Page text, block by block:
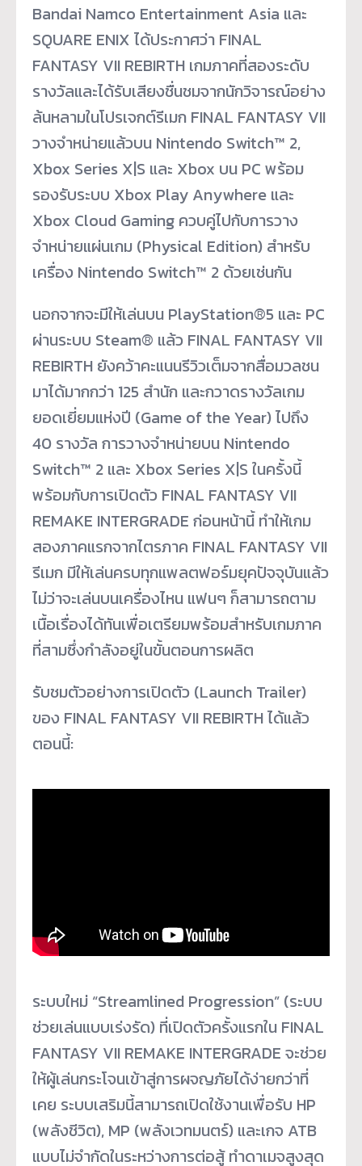
Bandai Namco Entertainment Asia และ
SQUARE ENIX ได้ประกาศว่า FINAL
FANTASY VII REBIRTH เกมภาคที่สองระดับ
รางวัลและได้รับเสียงชื่นชมจากนักวิจารณ์อย่าง
ล้นหลามในโปรเจกต์รีเมก FINAL FANTASY VII
วางจำหน่ายแล้วบน Nintendo Switch™ 2,
Xbox Series X|S และ Xbox บน PC พร้อม
รองรับระบบ Xbox Play Anywhere และ
Xbox Cloud Gaming ควบคู่ไปกับการวาง
จำหน่ายแผ่นเกม (Physical Edition) สำหรับ
เครื่อง Nintendo Switch™ 2 ด้วยเช่นกัน
นอกจากจะมีให้เล่นบน PlayStation®5 และ PC
ผ่านระบบ Steam® แล้ว FINAL FANTASY VII
REBIRTH ยังคว้าคะแนนรีวิวเต็มจากสื่อมวลชน
มาได้มากกว่า 125 สำนัก และกวาดรางวัลเกม
ยอดเยี่ยมแห่งปี (Game of the Year) ไปถึง
40 รางวัล การวางจำหน่ายบน Nintendo
Switch™ 2 และ Xbox Series X|S ในครั้งนี้
พร้อมกับการเปิดตัว FINAL FANTASY VII
REMAKE INTERGRADE ก่อนหน้านี้ ทำให้เกม
สองภาคแรกจากไตรภาค FINAL FANTASY VII
รีเมก มีให้เล่นครบทุกแพลตฟอร์มยุคปัจจุบันแล้ว
ไม่ว่าจะเล่นบนเครื่องไหน แฟนๆ ก็สามารถตาม
เนื้อเรื่องได้ทันเพื่อเตรียมพร้อมสำหรับเกมภาค
ที่สามซึ่งกำลังอยู่ในขั้นตอนการผลิต
รับชมตัวอย่างการเปิดตัว (Launch Trailer)
ของ FINAL FANTASY VII REBIRTH ได้แล้ว
ตอนนี้:
ระบบใหม่ “Streamlined Progression” (ระบบ
ช่วยเล่นแบบเร่งรัด) ที่เปิดตัวครั้งแรกใน FINAL
FANTASY VII REMAKE INTERGRADE จะช่วย
ให้ผู้เล่นกระโจนเข้าสู่การผจญภัยได้ง่ายกว่าที่
เคย ระบบเสริมนี้สามารถเปิดใช้งานเพื่อรับ HP
(พลังชีวิต), MP (พลังเวทมนตร์) และเกจ ATB
แบบไม่จำกัดในระหว่างการต่อสู้ ทำดาเมจสูงสุด